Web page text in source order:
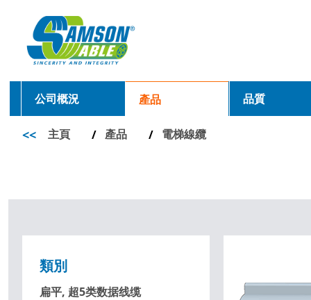
公司概況 產品 品質
<< 主頁 / 產品 / 電梯線纜
類別
扁平, 超5类数据线缆